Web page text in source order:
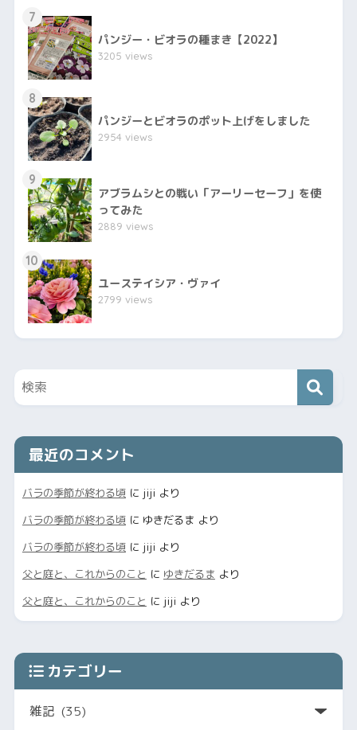
7
パンジー・ビオラの種まき【2022】
3205 views
8
パンジーとビオラのポット上げをしました
2954 views
9
アブラムシとの戦い「アーリーセーフ」を使
ってみた
2889 views
10
ユーステイシア・ヴァイ
2799 views
最近のコメント
バラの季節が終わる頃に jiji より
バラの季節が終わる頃に ゆきだるま より
バラの季節が終わる頃に jiji より
父と庭と、これからのこと に ゆきだるま より
父と庭と、これからのこと に jiji より
カテゴリー